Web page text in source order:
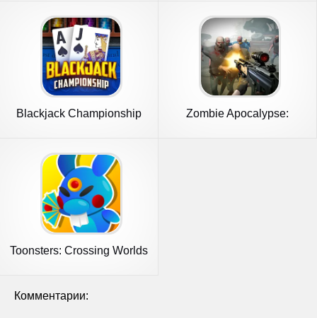
Blackjack Championship
Zombie Apocalypse:
Toonsters: Crossing Worlds
Комментарии: